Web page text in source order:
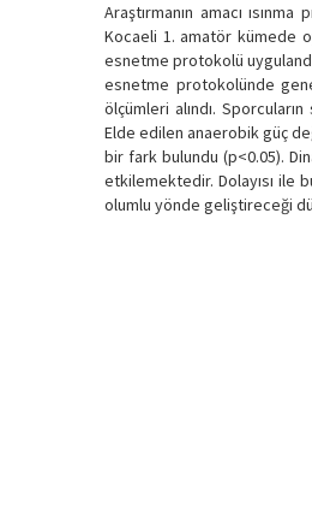
Araştırmanın amacı
Kocaeli 1. amatör kümede
esnetme protokolü
esnetme protokolünde
ölçümleri alındı.
Elde edilen anaerobik güç
bir fark bulundu (p<0.05).
etkilemektedir. Dolayısı ile
olumlu yönde geliştireceği